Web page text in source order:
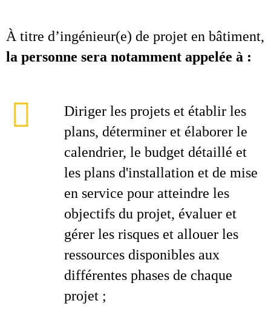
À titre d’ingénieur(e) de projet en bâtiment,
la personne sera notamment appelée à :
Diriger les projets et établir les
plans, déterminer et élaborer le
calendrier, le budget détaillé et
les plans d'installation et de mise
en service pour atteindre les
objectifs du projet, évaluer et
gérer les risques et allouer les
ressources disponibles aux
différentes phases de chaque
projet ;